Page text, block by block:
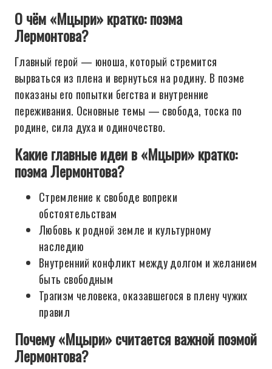
О чём «Мцыри» кратко: поэма
Лермонтова?
Главный герой — юноша, который стремится
вырваться из плена и вернуться на родину. В поэме
показаны его попытки бегства и внутренние
переживания. Основные темы — свобода, тоска по
родине, сила духа и одиночество.
Какие главные идеи в «Мцыри» кратко:
поэма Лермонтова?
Стремление к свободе вопреки
обстоятельствам
Любовь к родной земле и культурному
наследию
Внутренний конфликт между долгом и желанием
быть свободным
Трагизм человека, оказавшегося в плену чужих
правил
Почему «Мцыри» считается важной поэмой
Лермонтова?